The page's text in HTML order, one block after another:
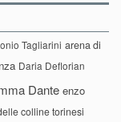
Tagliarini arena di
Daria Deflorian
Dante enzo
colline torinesi